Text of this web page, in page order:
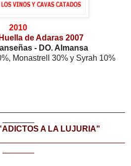
2010
de Adaras 2007
- DO. Almansa
Monastrell 30% y Syrah 10%
A LA LUJURIA"